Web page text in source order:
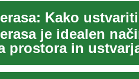
je idealen
prostora in
...